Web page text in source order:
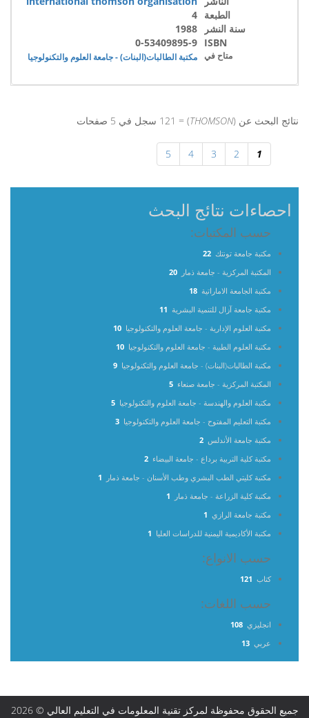
الطبعة 4
سنة النشر
1988
ISBN
0-53409895-9
متاح في مكتبة الطالبات(البنات) - جامعة العلوم والتكنولوجيا
نتائج البحث عن (THOMSON) = 121 سجل في 5 صفحات
5 4 3 2 1
احصاءات نتائج البحث
حسب المكتبات:
مكتبة جامعة تونتك 22
المكتبة المركزية - جامعة ذمار 20
مكتبة الجامعة الاماراتية 18
مكتبة جامعة آزال للتنمية البشرية 11
مكتبة العلوم الإدارية - جامعة العلوم والتكنولوجيا 10
مكتبة العلوم الطبية - جامعة العلوم والتكنولوجيا 10
مكتبة الطالبات(البنات) - جامعة العلوم والتكنولوجيا 9
المكتبة المركزية - جامعة صنعاء 5
مكتبة العلوم والهندسة - جامعة العلوم والتكنولوجيا 5
مكتبة التعليم المفتوح - جامعة العلوم والتكنولوجيا 3
مكتبة جامعة الأندلس 2
مكتبة كلية التربية برداع - جامعة البيضاء 2
مكتبة كليتي الطب البشري وطب الأسنان - جامعة ذمار
1
مكتبة كلية الزراعة - جامعة ذمار
1
مكتبة جامعة الرازي 1
مكتبة الأكاديمية اليمنية للدراسات العليا 1
حسب الانواع:
كتاب 121
حسب اللغات:
انجليزي 108
عربي 13
جميع الحقوق محفوظة لمركز تقنية المعلومات في التعليم العالي © 2026